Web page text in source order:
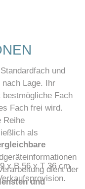
und
Lage. Ihr
Fach
Fach frei wird.
Reihe
als
x B 56 x T 36 cm
dient der
und